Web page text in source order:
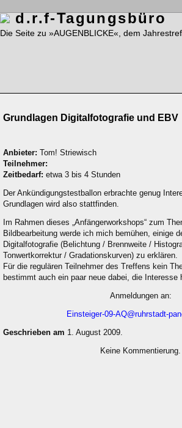
d.r.f-Tagungsbüro
Die Seite zu »AUGENBLICKE«, dem
Grundlagen Digitalfotografie und EBV
Anbieter: Tom! Striewisch
Teilnehmer:
Zeitbedarf: etwa 3 bis 4 Stunden
Der Ankündigungstestballon erbrachte genug
Grundlagen wird also stattfinden.
Im Rahmen dieses „Anfängerworkshops“ zum
Bildbearbeitung werde ich mich bemühen, einige
Digitalfotografie (Belichtung / Brennweite /
Tonwertkorrektur / Gradationskurven) zu erklären.
Für die regulären Teilnehmer des Treffens kein
bestimmt auch ein paar neue dabei, die Interesse
Anmeldungen an:
Einsteiger-09-AQ@ruhrstadt-
Geschrieben am 1. August 2009.
Keine Kommentierung.